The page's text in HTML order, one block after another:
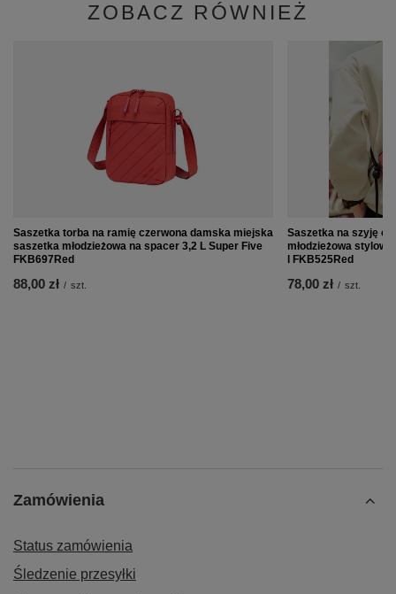
ZOBACZ RÓWNIEŻ
Saszetka torba na ramię czerwona damska miejska
saszetka młodzieżowa na spacer 3,2 L Super Five
FKB697Red
88,00 zł / szt.
Saszetka na szyję
młodzieżowa
l FKB525Red
78,00 zł / szt.
Zamówienia
Status zamówienia
Śledzenie przesyłki